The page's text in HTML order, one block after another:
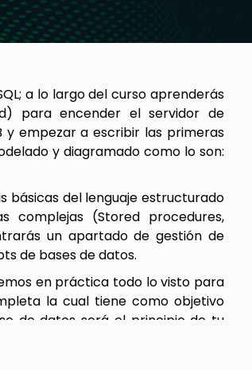
a lo largo del curso aprenderás
para encender el servidor de
empezar a escribir las primeras
y diagramado como lo son:
básicas del lenguaje estructurado
complejas (Stored procedures,
un apartado de gestión de
de bases de datos.
en práctica todo lo visto para
la cual tiene como objetivo
de datos será el principio de tu